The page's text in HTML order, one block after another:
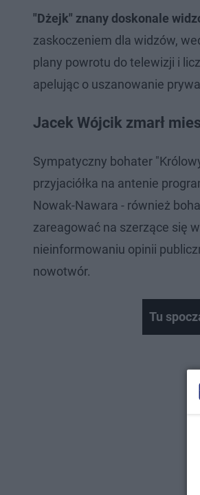
"Dżejk" znany doskonale
zaskoczeniem dla widzów,
plany powrotu do telewizji i
apelując o uszanowanie
Jacek Wójcik zmarł
Sympatyczny bohater
przyjaciółka na antenie
Nowak-Nawara - również
zareagować na szerzące się
nieinformowaniu opinii
nowotwór.
Tu